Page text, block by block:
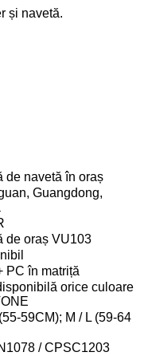
și navetă.
de navetă în oraș
Guangdong,
de oraș VU103
PC în matriță
orice culoare
59CM); M / L (59-64
/ CPSC1203